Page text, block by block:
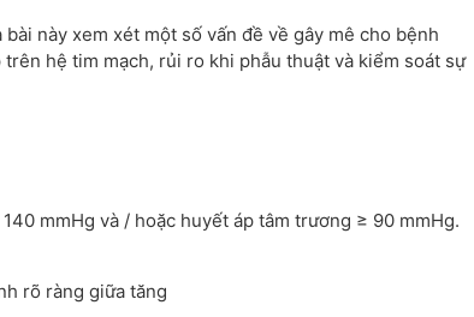
này xem xét một số vấn đề về gây mê cho bệnh
hệ tim mạch, rủi ro khi phẫu thuật và kiểm soát sự
mmHg và / hoặc huyết áp tâm trương ≥ 90 mmHg.
rõ ràng giữa tăng